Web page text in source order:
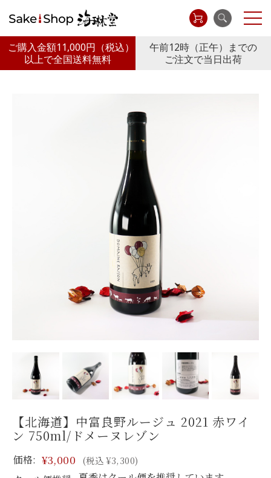
ご購入金額11,000円 （税込）
以上で全国送料無料
午前12時（正午）までの
ご注文で当日出荷
【北海道】中富良野ルージュ 2021 赤ワイ
ン 750ml/ドメーヌレゾン
価格: ¥3,000 (税込 ¥3,300)